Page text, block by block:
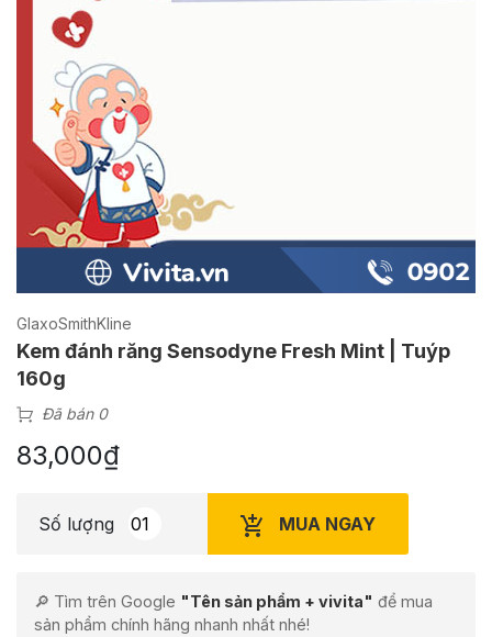
GlaxoSmithKline
Kem đánh răng Sensodyne Fresh Mint | Tuýp
160g
Đã bán 0
83,000₫
Số lượng MUA NGAY
🔎 Tìm trên Google "Tên sản phẩm + vivita" để mua
sản phẩm chính hãng nhanh nhất nhé!